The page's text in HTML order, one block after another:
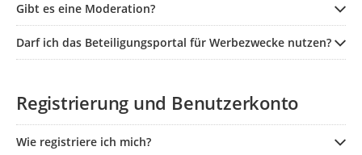
Gibt es eine Moderation?
Darf ich das Beteiligungsportal für Werbezwecke nutzen?
Registrierung und Benutzerkonto
Wie registriere ich mich?